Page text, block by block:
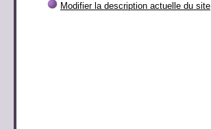
Modifier la description actuelle du site